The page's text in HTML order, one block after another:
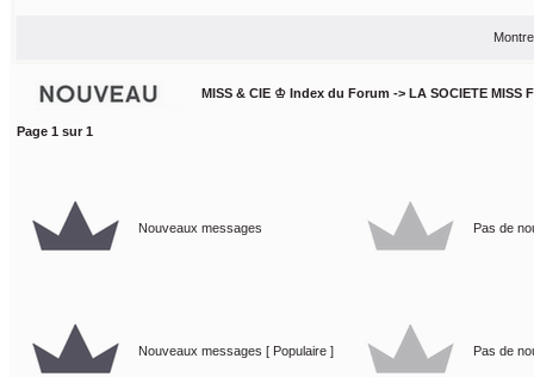
MISS & CIE ♔ Index du Forum -> LA SOCIETE MISS
Page 1 sur 1
Nouveaux messages Pas de
Nouveaux messages [ Populaire ] Pas de